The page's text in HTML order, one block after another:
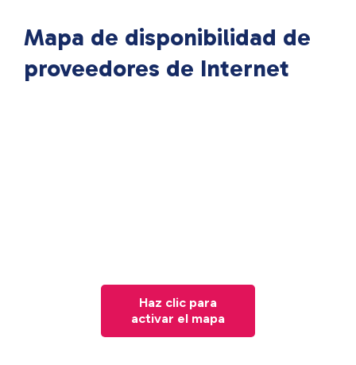
Mapa de disponibilidad de
proveedores de Internet
Haz clic para
activar el mapa